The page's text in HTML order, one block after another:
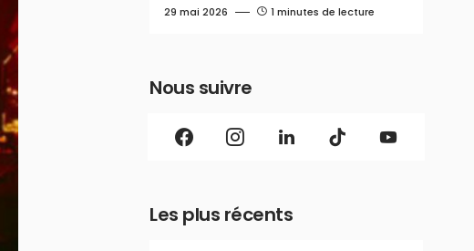
29 mai 2026 1 minutes de lecture
Nous suivre
Les plus récents